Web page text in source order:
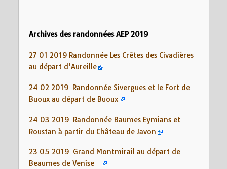
Archives des randonnées AEP 2019
27 01 2019 Randonnée Les Crêtes des Civadières
au départ d’Aureille
24 02 2019 Randonnée Sivergues et le Fort de
Buoux au départ de Buoux
24 03 2019 Randonnée Baumes Eymians et
Roustan à partir du Château de Javon
23 05 2019 Grand Montmirail au départ de
Beaumes de Venise